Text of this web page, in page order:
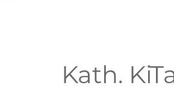
Kath.